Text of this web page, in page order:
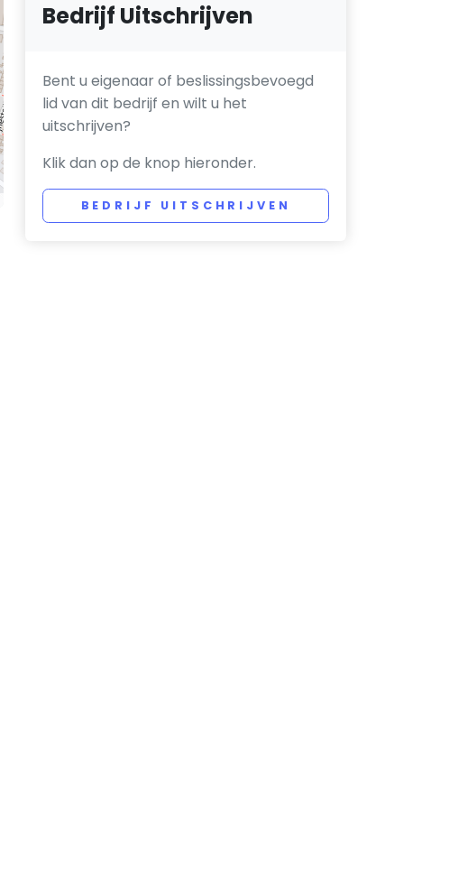
Bedrijf Uitschrijven
Bent u eigenaar of beslissingsbevoegd
lid van dit bedrijf en wilt u het
uitschrijven?
Klik dan op de knop hieronder.
BEDRIJF UITSCHRIJVEN